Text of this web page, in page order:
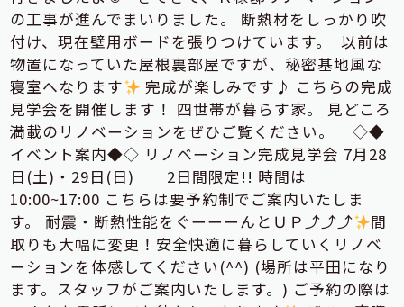
の工事が進んでまいりました。 断熱材をしっかり吹
付け、現在壁用ボードを張りつけています。
以前は
物置になっていた屋根裏部屋ですが、秘密基地風な
寝室へなります
完成が楽しみです♪ こちらの完成
見学会を開催します！ 四世帯が暮らす家。 見どころ
満載のリノベーションをぜひご覧ください。
◇◆
イベント案内◆◇ リノベーション完成見学会 7月28
日(土)・29日(日) 2日間限定!! 時間は
10:00~17:00 こちらは要予約制でご案内いたしま
す。 耐震・断熱性能をぐーーーんとＵＰ⤴⤴⤴
間
取りも大幅に変更！安全快適に暮らしていくリノベ
ーションを体感してください(^^) (場所は平田になり
ます。スタッフがご案内いたします。) ご予約の際は